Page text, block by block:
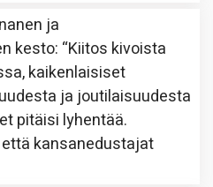
ja
kesto: “Kiitos kivoista
kaikenlaisiset
ja joutilaisuudesta
pitäisi lyhentää.
kansanedustajat